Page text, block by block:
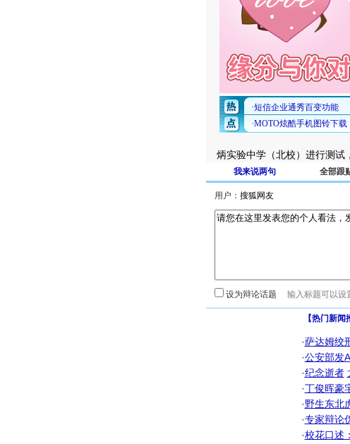
炳实验中学（北校）进行测试
我来说两句 全部跟
用户：
设为辩论话题
【热门新闻
·萨达姆绞
·公安部发
·纪念逝者
·丁俊晖豪
·野生东北
·专家辩论
·校花口述